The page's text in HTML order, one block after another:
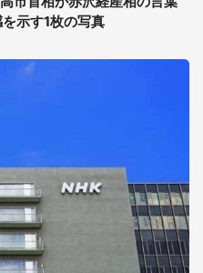
示す1枚の写真